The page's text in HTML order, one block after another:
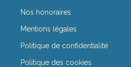
Nos honoraires
Mentions légales
Politique de confidentialité
Politique des cookies